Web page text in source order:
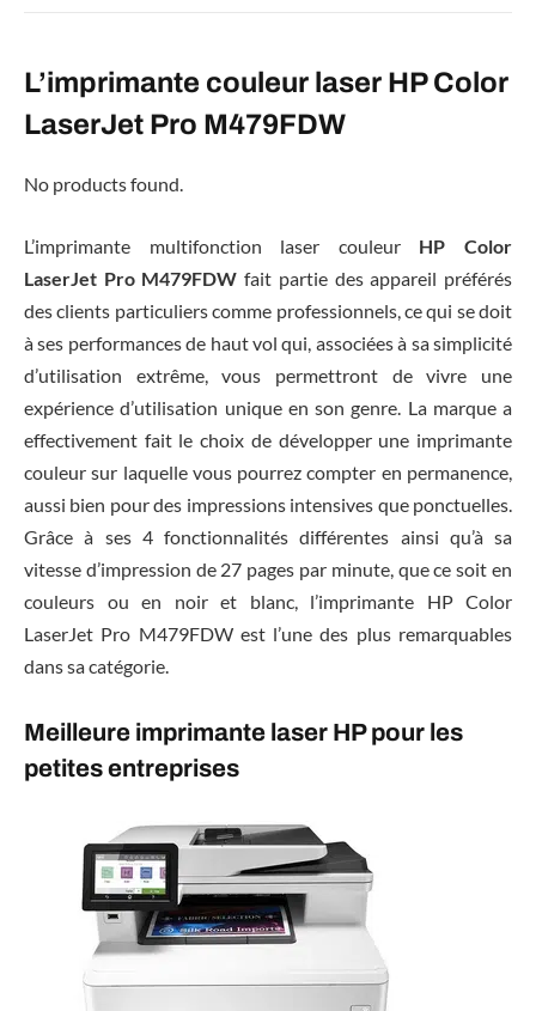
L’imprimante couleur laser HP Color
LaserJet Pro M479FDW
No products found.
L’imprimante multifonction laser couleur HP Color
LaserJet Pro M479FDW fait partie des appareil préférés
des clients particuliers comme professionnels, ce qui se doit
à ses performances de haut vol qui, associées à sa simplicité
d’utilisation extrême, vous permettront de vivre une
expérience d’utilisation unique en son genre. La marque a
effectivement fait le choix de développer une imprimante
couleur sur laquelle vous pourrez compter en permanence,
aussi bien pour des impressions intensives que ponctuelles.
Grâce à ses 4 fonctionnalités différentes ainsi qu’à sa
vitesse d’impression de 27 pages par minute, que ce soit en
couleurs ou en noir et blanc, l’imprimante HP Color
LaserJet Pro M479FDW est l’une des plus remarquables
dans sa catégorie.
Meilleure imprimante laser HP pour les
petites entreprises